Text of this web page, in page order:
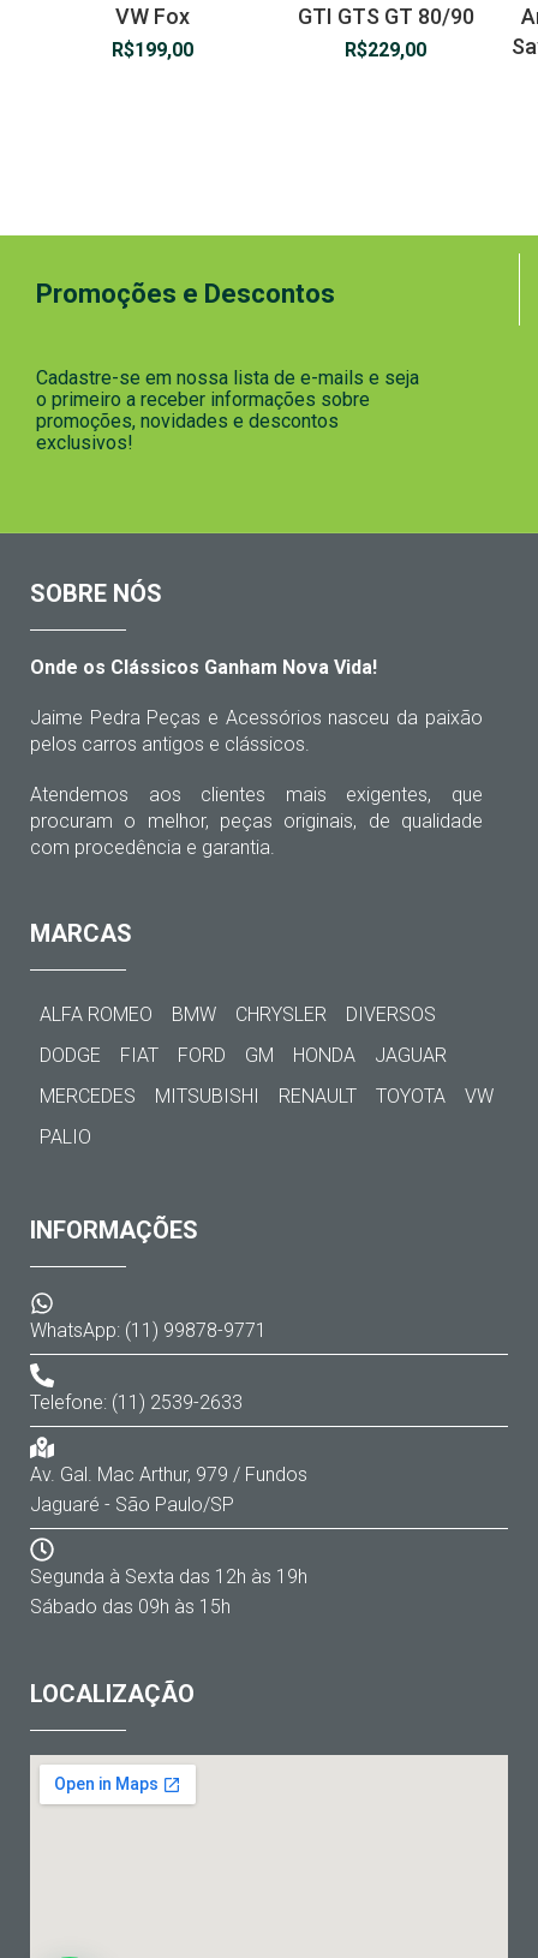
VW Fox
R$199,00
GTI GTS GT 80/90
R$229,00
Promoções e Descontos
Cadastre-se em nossa lista de e-mails e seja
o primeiro a receber informações sobre
promoções, novidades e descontos
exclusivos!
SOBRE NÓS
Onde os Clássicos Ganham Nova Vida!
Jaime Pedra Peças e Acessórios nasceu da paixão
pelos carros antigos e clássicos.
Atendemos aos clientes mais exigentes, que
procuram o melhor, peças originais, de qualidade
com procedência e garantia.
MARCAS
ALFA ROMEO BMW CHRYSLER
DIVERSOS
DODGE
FIAT FORD GM HONDA
JAGUAR
MERCEDES
MITSUBISHI RENAULT TOYOTA
VW
PALIO
INFORMAÇÕES
WhatsApp: (11) 99878-9771
Telefone: (11) 2539-2633
Av. Gal. Mac Arthur, 979 / Fundos
Jaguaré - São Paulo/SP
Segunda à Sexta das 12h às 19h
Sábado das 09h às 15h
LOCALIZAÇÃO